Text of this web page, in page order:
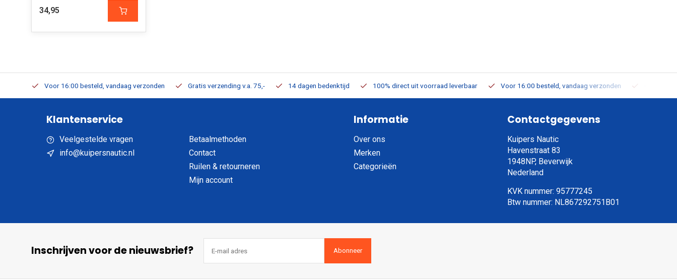
34,95
Voor 16:00 besteld, vandaag verzonden Gratis verzending v.a. 75,- 14 dagen bedenktijd 100% direct uit voorraad leverbaar Voor 16:00 besteld, vandaag verzonden
Klantenservice
Veelgestelde vragen
info@kuipersnautic.nl
Betaalmethoden
Contact
Ruilen & retourneren
Mijn account
Informatie
Over ons
Merken
Categorieën
Contactgegevens
Kuipers Nautic
Havenstraat 83
1948NP, Beverwijk
Nederland
KVK nummer: 95777245
Btw nummer: NL867292751B01
Inschrijven voor de nieuwsbrief? Abonneer